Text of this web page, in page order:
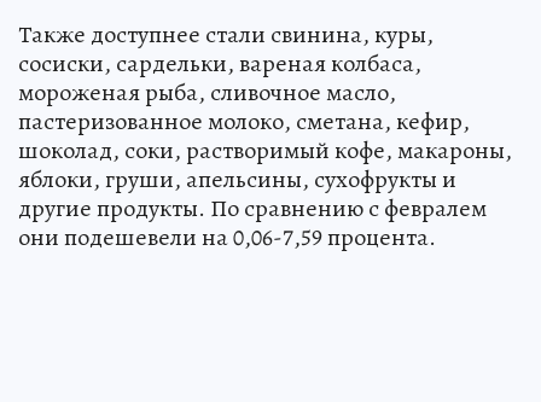
Также доступнее стали свинина, куры,
сосиски, сардельки, вареная колбаса,
мороженая рыба, сливочное масло,
пастеризованное молоко, сметана, кефир,
шоколад, соки, растворимый кофе, макароны,
яблоки, груши, апельсины, сухофрукты и
другие продукты. По сравнению с февралем
они подешевели на 0,06-7,59 процента.